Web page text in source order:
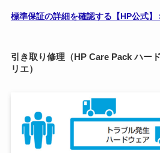
標準保証の詳細を確認する【HP公式】
引き取り修理（HP Care Pack ハー
リエ）